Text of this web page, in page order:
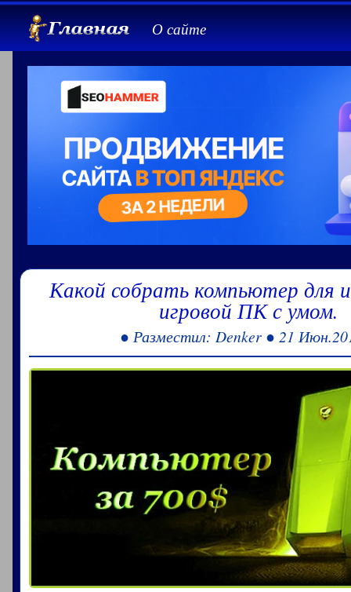
О сайте
Какой собрать компьютер для
игровой ПК с умом.
● Разместил: Denker ● 21